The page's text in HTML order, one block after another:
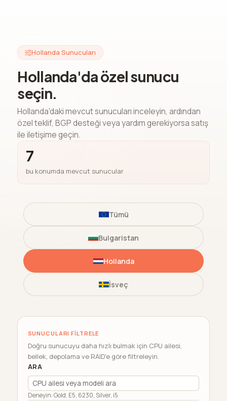
Hollanda Sunucuları
Hollanda'da özel sunucu
seçin.
Hollanda'daki mevcut sunucuları inceleyin, ardından
özel teklif, BGP desteği veya yardım gerekiyorsa satış
ile iletişime geçin.
7
bu konumda mevcut sunucular
Tümü
Bulgaristan
Hollanda
İsveç
SUNUCULARI FILTRELE
Doğru sunucuyu daha hızlı bulmak için CPU ailesi,
bellek, depolama ve RAID'e göre filtreleyin.
ARA
Deneyin: Gold, E5, 6230, Silver, i5